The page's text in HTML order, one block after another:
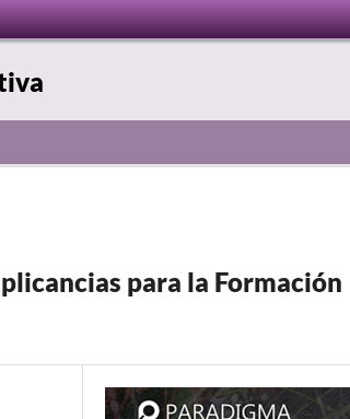
para la Formación